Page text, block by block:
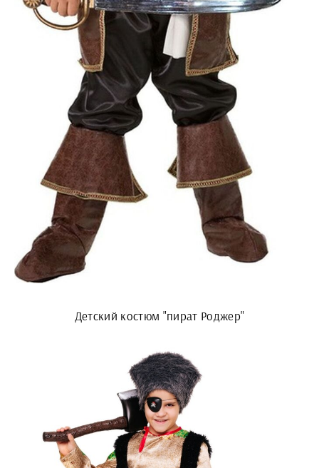
Детский костюм "пират Роджер"